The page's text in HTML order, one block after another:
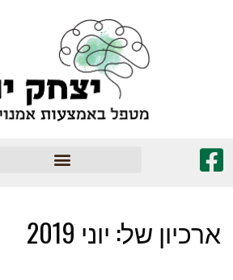
ארכיון של: יוני 2019